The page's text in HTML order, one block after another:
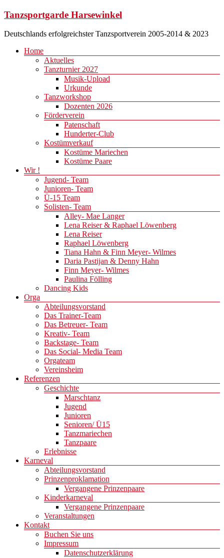
Zum
springen
Tanzsportgarde Harsewinkel
Deutschlands erfolgreichster Tanzsportverein 2005-2014 & 2023
Menü
Home
Aktuelles
Tanzturnier 2027
Musik-Upload
Urkunde
Tanzworkshop
Dozenten 2026
Förderverein
Patenschaft
Hunderter-Club
Kostümverkauf
Kostüme Mariechen
Kostüme Paare
Wir !
Jugend- Team
Junioren- Team
Ü-15 Team
Solisten- Team
Alley- Mae Langer
Lena Reiser & Raphael Löwenberg
Lena Reiser
Raphael Löwenberg
Tiana Hahn & Finn Meyer- Wilmes
Daria Pastijan & Denny Hahn
Finn Meyer- Wilmes
Paulina Fölling
Dancing Kids
Orga
Abteilungsvorstand
Das Trainer-Team
Das Betreuer- Team
Kreativ- Team
Backstage- Team
Das Social- Media Team
Orgateam
Vereinsheim
Referenzen
Geschichte
Marschtanz
Jugend
Junioren
Senioren/ Ü15
Tanzmariechen
Tanzpaare
Erlebnisse
Karneval
Abteilungsvorstand
Prinzenproklamation
Vergangene Prinzenpaare
Kinderkarneval
Vergangene Prinzenpaare
Veranstaltungen
Kontakt
Buchen Sie uns
Impressum
Datenschutzerklärung